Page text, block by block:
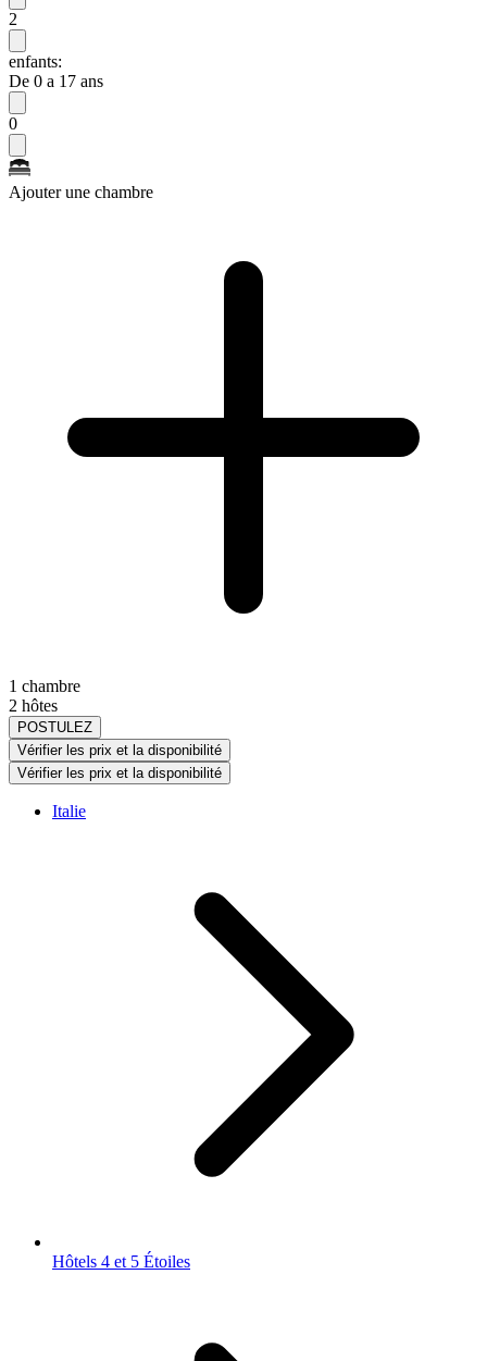
2
enfants:
De 0 a 17 ans
0
Ajouter une chambre
1 chambre
2 hôtes
POSTULEZ
Vérifier les prix et la disponibilité
Vérifier les prix et la disponibilité
Italie
Hôtels 4 et 5 Étoiles